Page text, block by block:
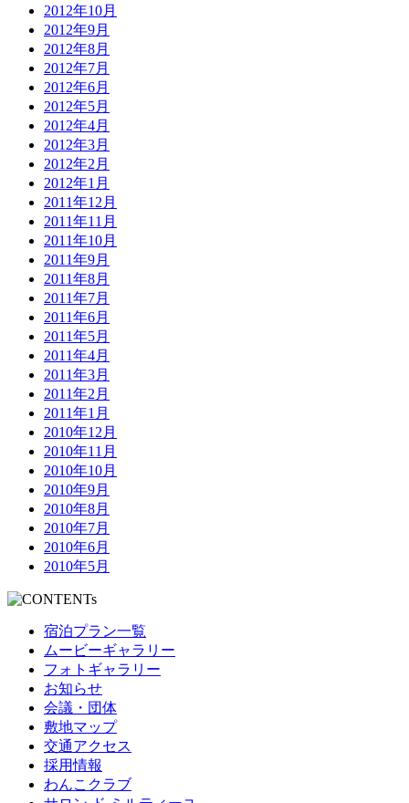
2012年10月
2012年9月
2012年8月
2012年7月
2012年6月
2012年5月
2012年4月
2012年3月
2012年2月
2012年1月
2011年12月
2011年11月
2011年10月
2011年9月
2011年8月
2011年7月
2011年6月
2011年5月
2011年4月
2011年3月
2011年2月
2011年1月
2010年12月
2010年11月
2010年10月
2010年9月
2010年8月
2010年7月
2010年6月
2010年5月
宿泊プラン一覧
ムービーギャラリー
フォトギャラリー
お知らせ
会議・団体
敷地マップ
交通アクセス
採用情報
わんこクラブ